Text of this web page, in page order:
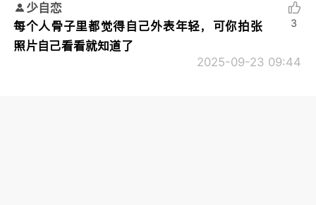
少自恋
每个人骨子里都觉得自己外表年轻，可你拍张
照片自己看看就知道了
2025-09-23 09:44
3